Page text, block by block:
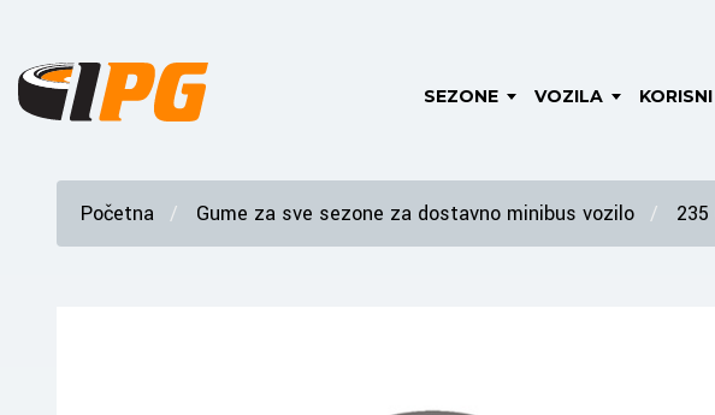
SEZONE VOZILA
Početna Gume za sve sezone za dostavno minibus vozilo